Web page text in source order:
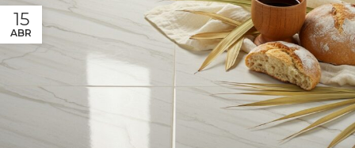
15
ABR